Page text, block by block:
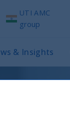
& Insights
UTI AMC
group